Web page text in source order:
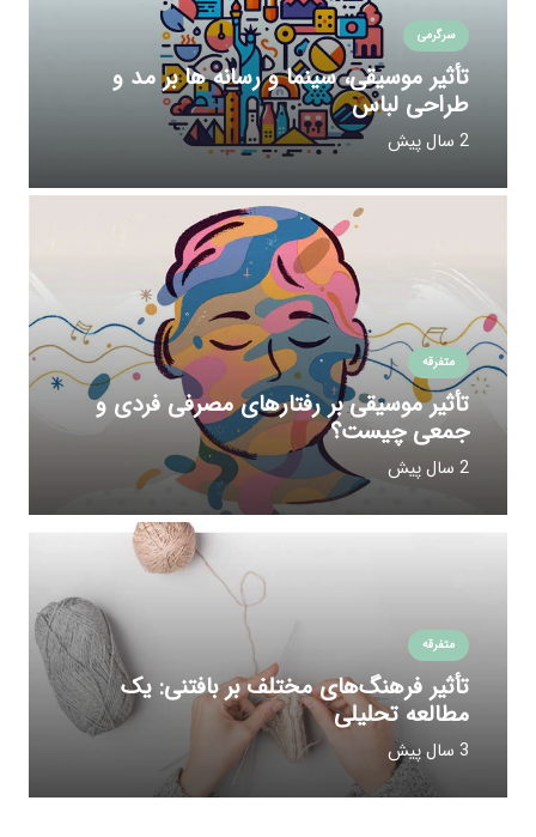
سرگرمی
تأثیر موسیقی، سینما و رسانه ها بر مد و
طراحی لباس
2 سال پیش
متفرقه
تأثیر موسیقی بر رفتارهای مصرفی فردی و
جمعی چیست؟
2 سال پیش
متفرقه
تأثیر فرهنگ‌های مختلف بر بافتنی: یک
مطالعه تحلیلی
3 سال پیش